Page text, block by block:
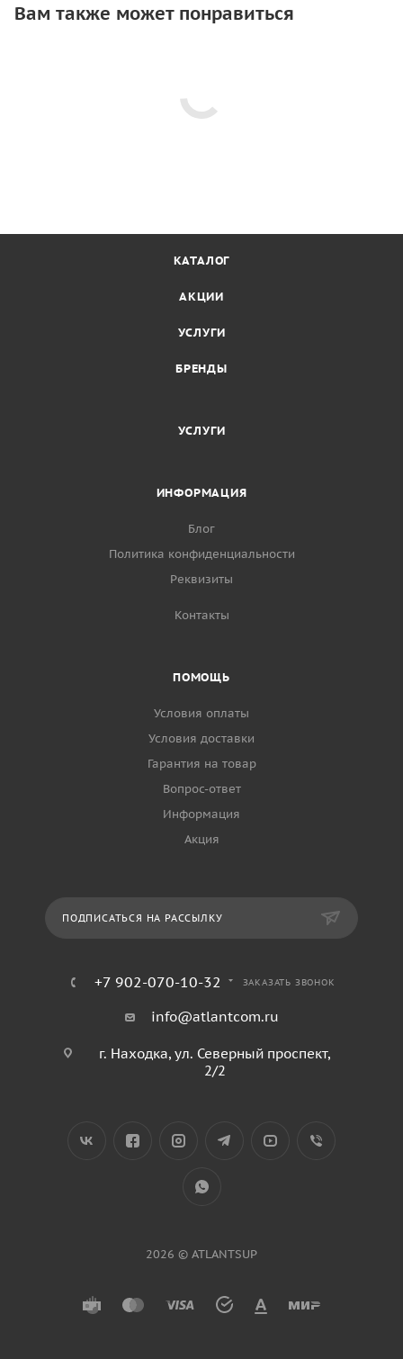
Вам также может понравиться
КАТАЛОГ
АКЦИИ
УСЛУГИ
БРЕНДЫ
УСЛУГИ
ИНФОРМАЦИЯ
Блог
Политика конфиденциальности
Реквизиты
Контакты
ПОМОЩЬ
Условия оплаты
Условия доставки
Гарантия на товар
Вопрос-ответ
Информация
Акция
ПОДПИСАТЬСЯ НА РАССЫЛКУ
+7 902-070-10-32 ЗАКАЗАТЬ ЗВОНОК
info@atlantcom.ru
г. Находка, ул. Северный проспект,
2/2
2026 © ATLANTSUP